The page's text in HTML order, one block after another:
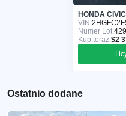
HONDA
VIN:
Numer Lot:
Kup teraz:$2
Ostatnio dodane